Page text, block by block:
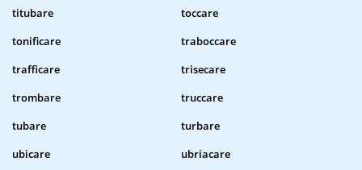
titubare
toccare
tonificare
traboccare
trafficare
trisecare
trombare
truccare
tubare
turbare
ubicare
ubriacare